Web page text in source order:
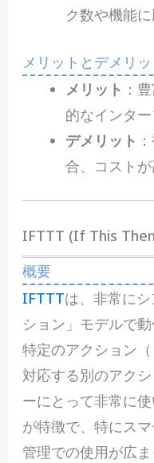
ク数や機能
メリットとデメリッ
メリット ：
的なインタ
デメリット
合、コストが
IFTTT (If This
概要
IFTTTは、非常に
ション」モデルで
特定のアクション（
対応する別のアク
ーにとって非常に
が特徴で、特にス
管理での使用が広ま